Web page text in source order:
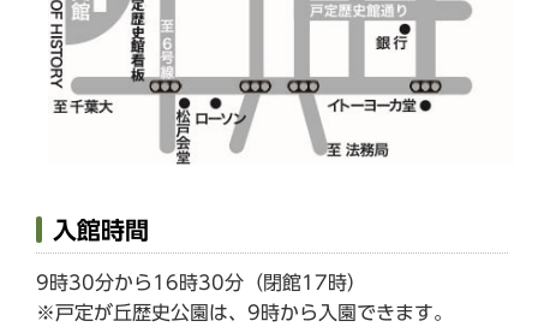
入館時間
9時30分から16時30分（閉館17時）
※戸定が丘歴史公園は、9時から入園できます。